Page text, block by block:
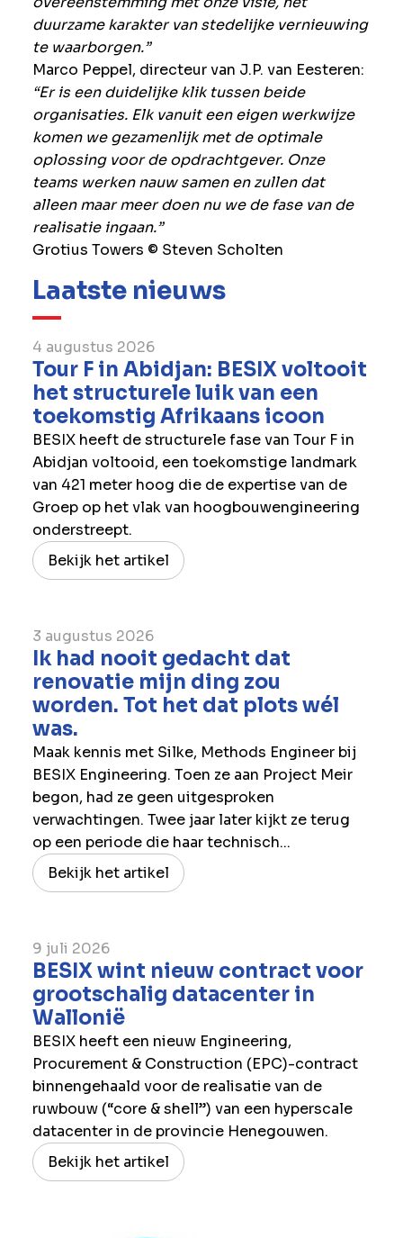
duurzame karakter van stedelijke vernieuwing
te waarborgen.”
Marco Peppel, directeur van J.P. van Eesteren:
“Er is een duidelijke klik tussen beide
organisaties. Elk vanuit een eigen werkwijze
komen we gezamenlijk met de optimale
oplossing voor de opdrachtgever. Onze
teams werken nauw samen en zullen dat
alleen maar meer doen nu we de fase van de
realisatie ingaan.”
Grotius Towers © Steven Scholten
Laatste nieuws
4 augustus 2026
Tour F in Abidjan: BESIX voltooit
het structurele luik van een
toekomstig Afrikaans icoon
BESIX heeft de structurele fase van Tour F in
Abidjan voltooid, een toekomstige landmark
van 421 meter hoog die de expertise van de
Groep op het vlak van hoogbouwengineering
onderstreept.
Bekijk het artikel
3 augustus 2026
Ik had nooit gedacht dat
renovatie mijn ding zou
worden. Tot het dat plots wél
was.
Maak kennis met Silke, Methods Engineer bij
BESIX Engineering. Toen ze aan Project Meir
begon, had ze geen uitgesproken
verwachtingen. Twee jaar later kijkt ze terug
op een periode die haar technisch...
Bekijk het artikel
9 juli 2026
BESIX wint nieuw contract voor
grootschalig datacenter in
Wallonië
BESIX heeft een nieuw Engineering,
Procurement & Construction (EPC)-contract
binnengehaald voor de realisatie van de
ruwbouw (“core & shell”) van een hyperscale
datacenter in de provincie Henegouwen.
Bekijk het artikel